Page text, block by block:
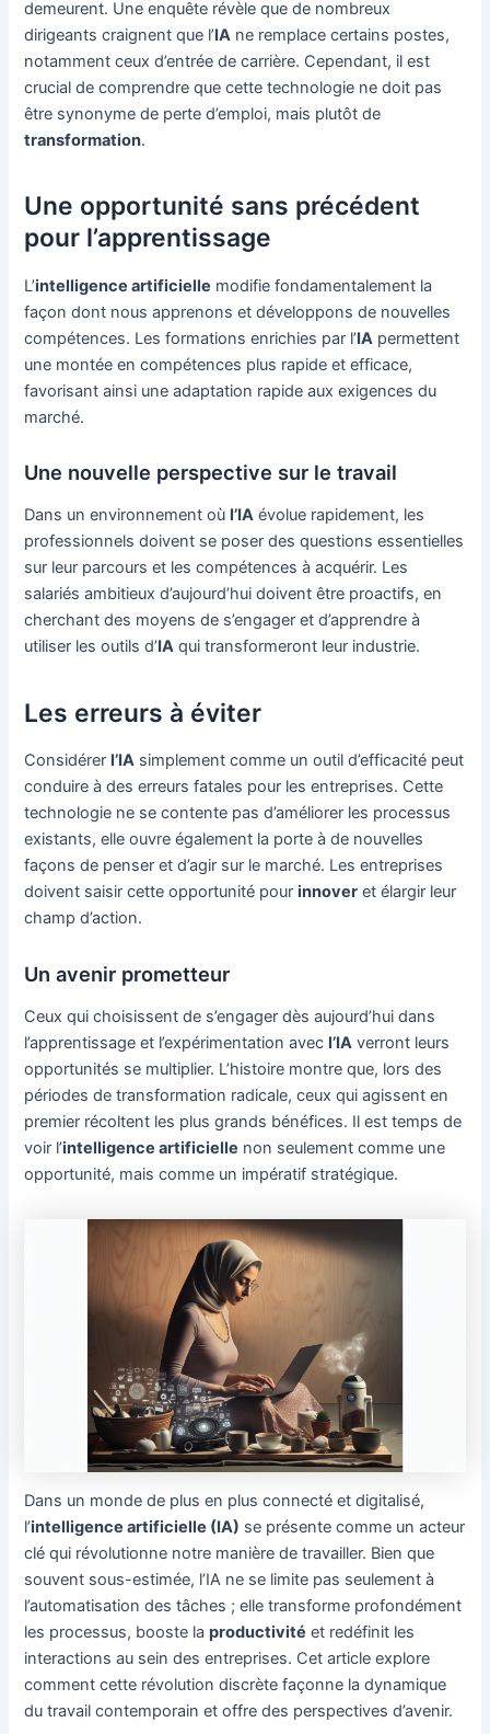
demeurent. Une enquête révèle que de nombreux
dirigeants craignent que l’IA ne remplace certains postes,
notamment ceux d’entrée de carrière. Cependant, il est
crucial de comprendre que cette technologie ne doit pas
être synonyme de perte d’emploi, mais plutôt de
transformation.
Une opportunité sans précédent
pour l’apprentissage
L’intelligence artificielle modifie fondamentalement la
façon dont nous apprenons et développons de nouvelles
compétences. Les formations enrichies par l’IA permettent
une montée en compétences plus rapide et efficace,
favorisant ainsi une adaptation rapide aux exigences du
marché.
Une nouvelle perspective sur le travail
Dans un environnement où l’IA évolue rapidement, les
professionnels doivent se poser des questions essentielles
sur leur parcours et les compétences à acquérir. Les
salariés ambitieux d’aujourd’hui doivent être proactifs, en
cherchant des moyens de s’engager et d’apprendre à
utiliser les outils d’IA qui transformeront leur industrie.
Les erreurs à éviter
Considérer l’IA simplement comme un outil d’efficacité peut
conduire à des erreurs fatales pour les entreprises. Cette
technologie ne se contente pas d’améliorer les processus
existants, elle ouvre également la porte à de nouvelles
façons de penser et d’agir sur le marché. Les entreprises
doivent saisir cette opportunité pourinnover et élargir leur
champ d’action.
Un avenir prometteur
Ceux qui choisissent de s’engager dès aujourd’hui dans
l’apprentissage et l’expérimentation avecl’IA verront leurs
opportunités se multiplier. L’histoire montre que, lors des
périodes de transformation radicale, ceux qui agissent en
premier récoltent les plus grands bénéfices. Il est temps de
voir l’intelligence artificielle non seulement comme une
opportunité, mais comme un impératif stratégique.
Dans un monde de plus en plus connecté et digitalisé,
l’intelligence artificielle (IA) se présente comme un acteur
clé qui révolutionne notre manière de travailler. Bien que
souvent sous-estimée, l’IA ne se limite pas seulement à
l’automatisation des tâches ; elle transforme profondément
les processus, booste laproductivité et redéfinit les
interactions au sein des entreprises. Cet article explore
comment cette révolution discrète façonne la dynamique
du travail contemporain et offre des perspectives d’avenir.